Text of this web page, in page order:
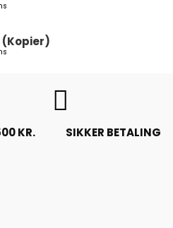
KR.

SIKKER BETALING